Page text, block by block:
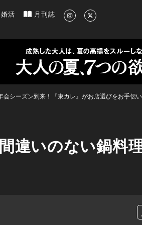
洗練されたライフスタイル情報
活 月刊誌
会シーズン到来！『東カレ』がお店選びをお手伝い
違いのない鍋料